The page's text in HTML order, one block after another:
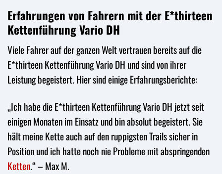
Erfahrungen von Fahrern mit der E*thirteen
Kettenführung Vario DH
Viele Fahrer auf der ganzen Welt vertrauen bereits auf die
E*thirteen Kettenführung Vario DH und sind von ihrer
Leistung begeistert. Hier sind einige Erfahrungsberichte:
„Ich habe die E*thirteen Kettenführung Vario DH jetzt seit
einigen Monaten im Einsatz und bin absolut begeistert. Sie
hält meine Kette auch auf den ruppigsten Trails sicher in
Position und ich hatte noch nie Probleme mit abspringenden
Ketten.“ – Max M.